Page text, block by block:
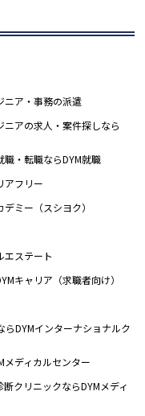
ニア・事務の派遣
アの求人・案件探しなら
・転職ならDYM就職
アフリー
ミー（スシヨク）
エステート
キャリア（求職者向け）
DYMインターナショナルク
メディカルセンター
クリニックならDYMメディ